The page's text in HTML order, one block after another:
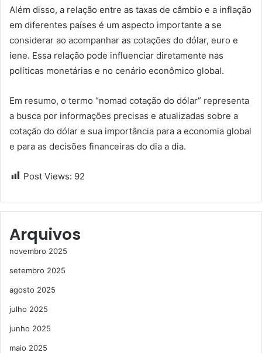
Além disso, a relação entre as taxas de câmbio e a inflação
em diferentes países é um aspecto importante a se
considerar ao acompanhar as cotações do dólar, euro e
iene. Essa relação pode influenciar diretamente nas
políticas monetárias e no cenário econômico global.
Em resumo, o termo “nomad cotação do dólar” representa
a busca por informações precisas e atualizadas sobre a
cotação do dólar e sua importância para a economia global
e para as decisões financeiras do dia a dia.
Post Views: 92
Arquivos
novembro 2025
setembro 2025
agosto 2025
julho 2025
junho 2025
maio 2025